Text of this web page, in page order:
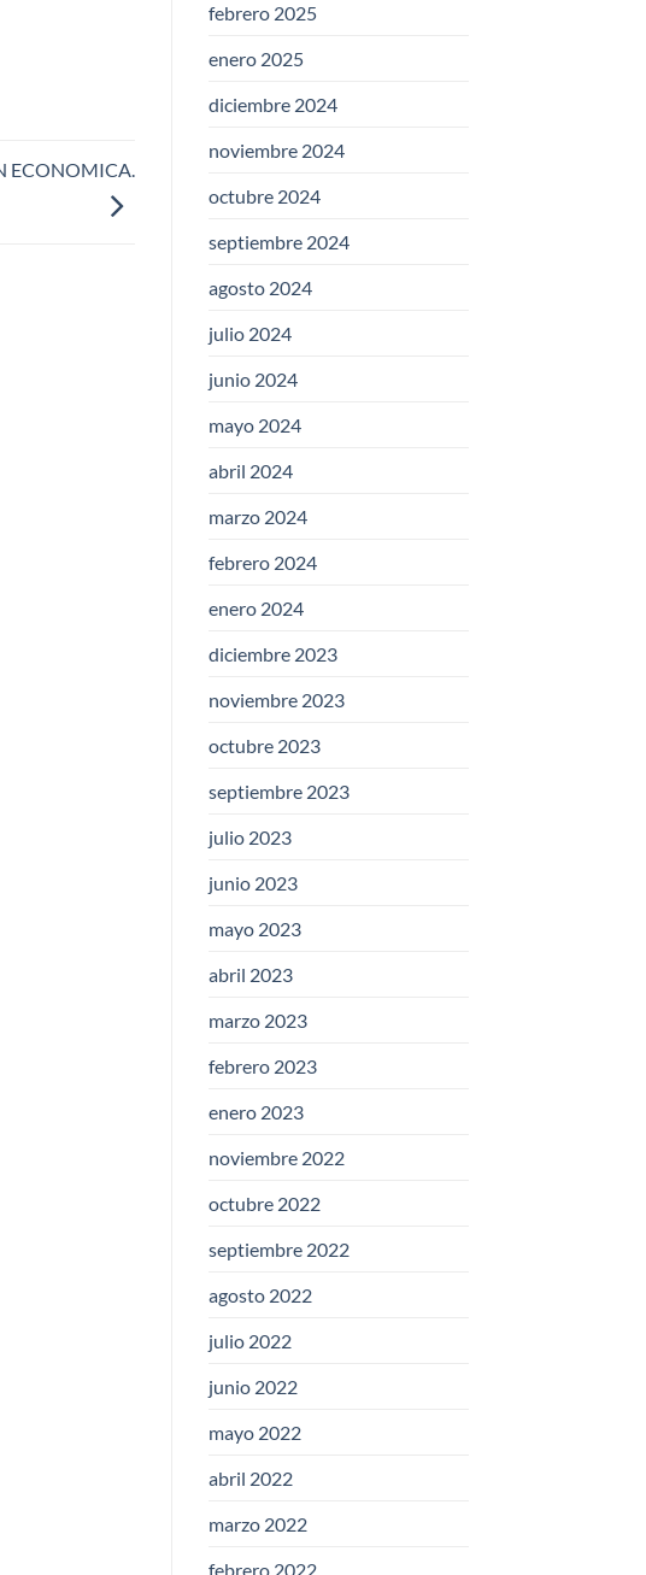
ECONOMICA.
febrero 2025
enero 2025
diciembre 2024
noviembre 2024
octubre 2024
septiembre 2024
agosto 2024
julio 2024
junio 2024
mayo 2024
abril 2024
marzo 2024
febrero 2024
enero 2024
diciembre 2023
noviembre 2023
octubre 2023
septiembre 2023
julio 2023
junio 2023
mayo 2023
abril 2023
marzo 2023
febrero 2023
enero 2023
noviembre 2022
octubre 2022
septiembre 2022
agosto 2022
julio 2022
junio 2022
mayo 2022
abril 2022
marzo 2022
febrero 2022